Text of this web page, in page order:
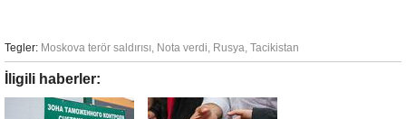
Tegler: Moskova terör saldırısı, Nota verdi, Rusya, Tacikistan
İligili haberler: